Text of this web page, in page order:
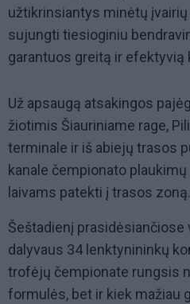
užtikrinsiantys minėtų
sujungti tiesioginiu
garantuos greitą ir efektyvią
Už apsaugą atsakingos
žiotimis Šiauriniame rage,
terminale ir iš abiejų trasos
kanale čempionato
laivams patekti į trasos zoną.
Šeštadienį prasidėsiančiose
dalyvaus 34 lenktynininkų
trofėjų čempionate rungsis
formulės, bet ir kiek mažiau